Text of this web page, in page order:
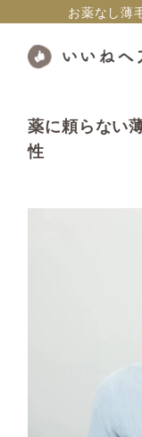
お薬なし薄
薬に頼らない
性